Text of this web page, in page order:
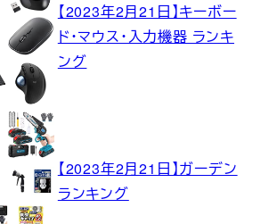
【2023年2月21日】キーボー
ド・マウス・入力機器 ランキ
ング
【2023年2月21日】ガーデン
ランキング